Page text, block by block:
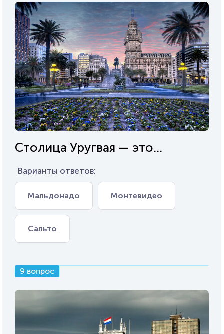
Столица Уругвая — это...
Варианты ответов:
Мальдонадо Монтевидео
Сальто
9 вопрос